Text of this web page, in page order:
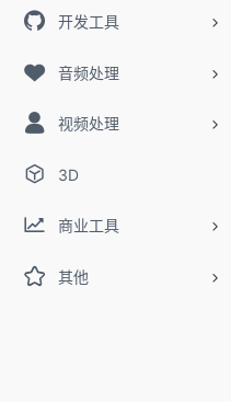
开发工具
音频处理
视频处理
3D
商业工具
其他